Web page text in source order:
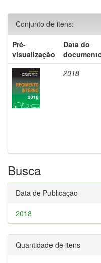
Conjunto de itens:
Pré-
visualização
Data do
2018
Busca
Data de Publicação
2018
Quantidade de itens